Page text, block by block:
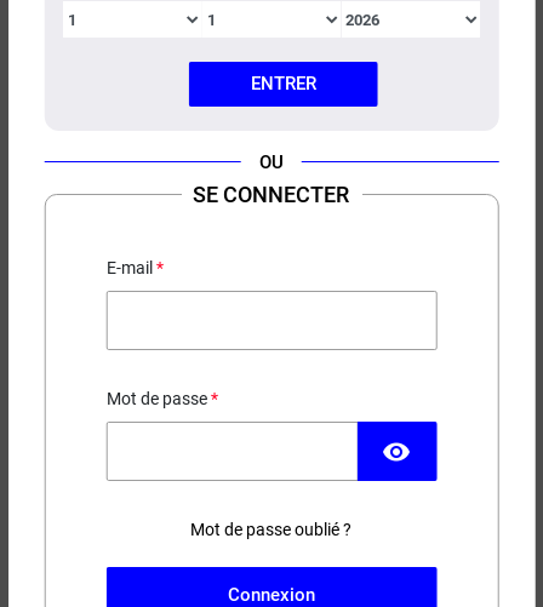
ENTRER
OU
SE CONNECTER
E-mail
Mot de passe
visibility
Mot de passe oublié ?
Connexion
10ML
(69 avis)
Vanille - Caramel - Whisky
4,90 €